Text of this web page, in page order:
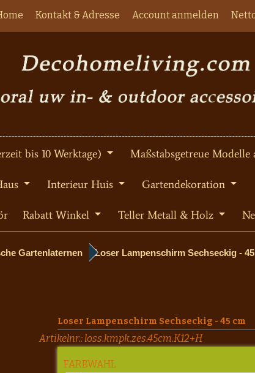
Kontakt & Adresse Account anmelden
bis 10 Werktage) Maßstabsgetreue Modelle
Interieur Huis Gartendekoration
Rabatt Winkel Teller Metall & Holz
Gartenlaternen Loser Lampenschirm Sechseckig -
Loser Lampenschirm Sechseckig - 45 cm
Artikelnr.:loss.kmpk.zes.45cm.K12+H
FARBWAHL